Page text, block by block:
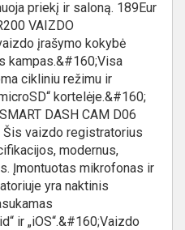
priekį ir saloną. 189Eur
VAIZDO
įrašymo kokybė
kampas.&#160;Visa
cikliniu režimu ir
kortelėje.&#160;
DASH CAM D06
Šis vaizdo registratorius
modernus,
Įmontuotas mikrofonas ir
yra naktinis
ir „iOS“.&#160;Vaizdo